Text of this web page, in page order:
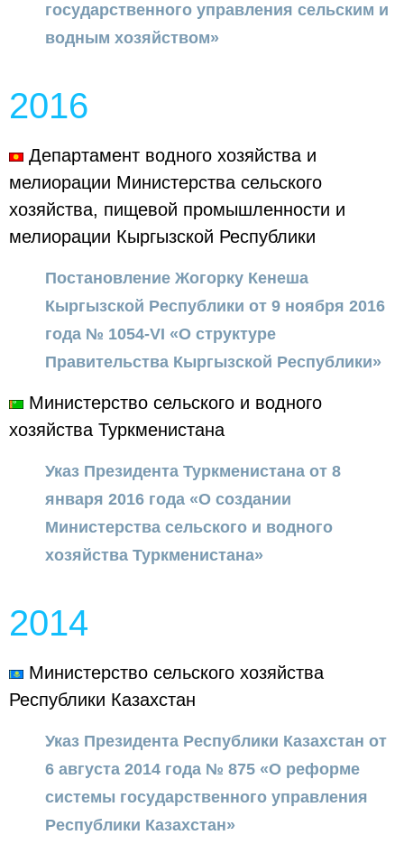
государственного управления сельским и
водным хозяйством»
2016
Департамент водного хозяйства и
мелиорации Министерства сельского
хозяйства, пищевой промышленности и
мелиорации Кыргызской Республики
Постановление Жогорку Кенеша
Кыргызской Республики от 9 ноября 2016
года № 1054-VI «О структуре
Правительства Кыргызской Республики»
Министерство сельского и водного
хозяйства Туркменистана
Указ Президента Туркменистана от 8
января 2016 года «О создании
Министерства сельского и водного
хозяйства Туркменистана»
2014
Министерство сельского хозяйства
Республики Казахстан
Указ Президента Республики Казахстан от
6 августа 2014 года № 875 «О реформе
системы государственного управления
Республики Казахстан»